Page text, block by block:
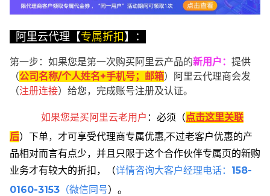
阿里云代理【专属折扣】：
第一步：如果您是第一次购买阿里云产品的新用户 ： 提供
（公司名称/个人姓名+手机号；邮箱）阿里云代理商会发
（注册连接）给您，完成账号注册及认证。
如果您是买阿里云老用户 ： 必须 （点击这里关联
后） 下单， 才可享受代理商专属优惠,不过老客户优惠的产
品相对而言有点少，并且只限于这个合作伙伴专属页的新购
业务才有较大的折扣，
（详情咨询大客户经理电话： 158-
0160-3153 （微信同号）。